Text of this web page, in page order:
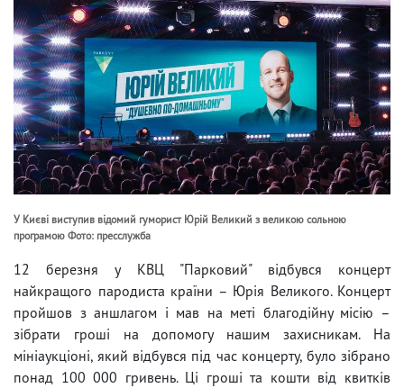
У Києві виступив відомий гуморист Юрій Великий з великою сольною
програмою Фото: пресслужба
12 березня у КВЦ "Парковий" відбувся концерт
найкращого пародиста країни – Юрія Великого. Концерт
пройшов з аншлагом і мав на меті благодійну місію –
зібрати гроші на допомогу нашим захисникам. На
мініаукціоні, який відбувся під час концерту, було зібрано
понад 100 000 гривень. Ці гроші та кошти від квитків